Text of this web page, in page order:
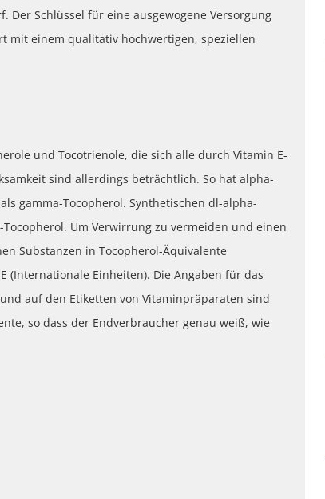
Schlüssel für eine ausgewogene Versorgung
mit einem qualitativ hochwertigen, speziellen
und Tocotrienole, die sich alle durch Vitamin E-
sind allerdings beträchtlich. So hat alpha-
gamma-Tocopherol. Synthetischen dl-alpha-
Um Verwirrung zu vermeiden und einen
Substanzen in Tocopherol-Äquivalente
(Internationale Einheiten). Die Angaben für das
auf den Etiketten von Vitaminpräparaten sind
so dass der Endverbraucher genau weiß, wie